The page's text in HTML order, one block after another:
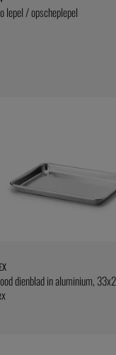
lepel / opscheplepel
dienblad in aluminium,